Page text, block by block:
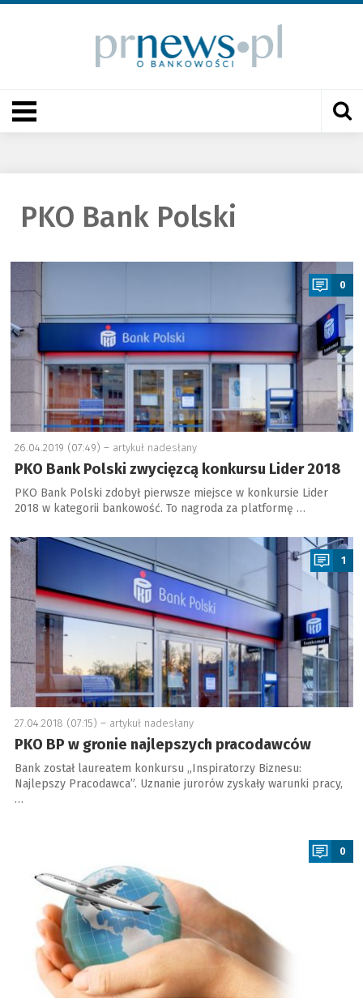
PKO Bank Polski
a
0
26.04.2019 (07:49) – artykuł nadesłany
PKO Bank Polski zwycięzcą konkursu Lider 2018
PKO Bank Polski zdobył pierwsze miejsce w konkursie Lider
2018 w kategorii bankowość. To nagroda za platformę …
a
1
27.04.2018 (07:15) – artykuł nadesłany
PKO BP w gronie najlepszych pracodawców
Bank został laureatem konkursu „Inspiratorzy Biznesu:
Najlepszy Pracodawca”. Uznanie jurorów zyskały warunki pracy,
…
0